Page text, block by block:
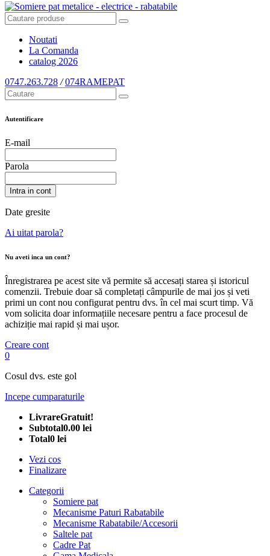
Noutati
La Comanda
catalog 2026
0747.263.728 / 074RAMEPAT
Autentificare
E-mail
Parola
Intra in cont
Date gresite
Ai uitat parola?
Nu aveti inca un cont?
Înregistrarea pe acest site vă permite să accesați starea și istoricul
comenzii. Trebuie doar să completați câmpurile de mai jos și veti
primi un cont nou configurat pentru dvs. în cel mai scurt timp. Vă
vom solicita doar informațiile necesare pentru a face procesul de
achiziție mai rapid și mai ușor.
Creare cont
0
Cosul dvs. este gol
Incepe cumparaturile
LivrareGratuit!
Subtotal0.00 lei
Total0 lei
Vezi cos
Finalizare
Categorii
Somiere pat
Mecanisme Paturi Rabatabile
Mecanisme Rabatabile/Accesorii
Saltele pat
Cadre Pat